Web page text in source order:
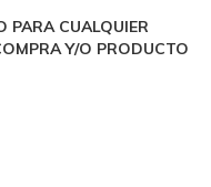
PARA CUALQUIER
Y/O PRODUCTO